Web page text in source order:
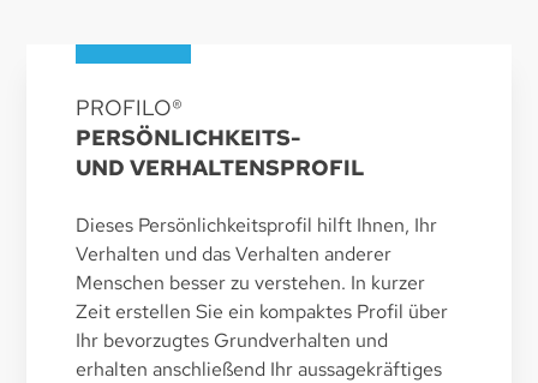
PROFILO®
PERSÖNLICHKEITS-
UND VERHALTENSPROFIL
Dieses Persönlichkeitsprofil hilft Ihnen, Ihr
Verhalten und das Verhalten anderer
Menschen besser zu verstehen. In kurzer
Zeit erstellen Sie ein kompaktes Profil über
Ihr bevorzugtes Grundverhalten und
erhalten anschließend Ihr aussagekräftiges